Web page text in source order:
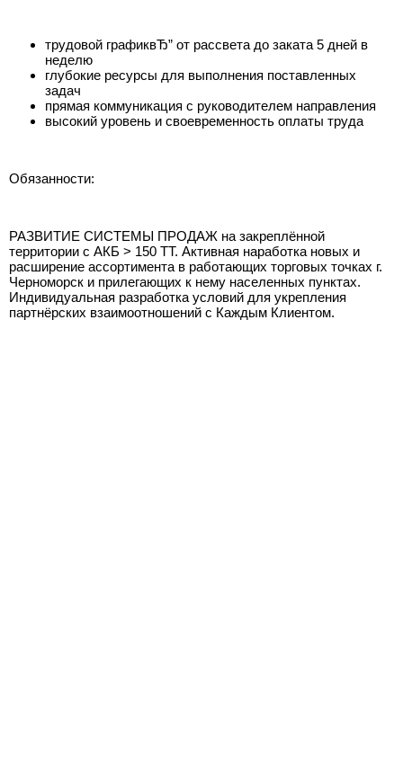
трудовой графиквЂ” от рассвета до заката 5 дней в
неделю
глубокие ресурсы для выполнения поставленных
задач
прямая коммуникация с руководителем направления
высокий уровень и своевременность оплаты труда
Обязанности:
РАЗВИТИЕ СИСТЕМЫ ПРОДАЖ на закреплённой
территории с АКБ > 150 ТТ. Активная наработка новых и
расширение ассортимента в работающих торговых точках г.
Черноморск и прилегающих к нему населенных пунктах.
Индивидуальная разработка условий для укрепления
партнёрских взаимоотношений с Каждым Клиентом.